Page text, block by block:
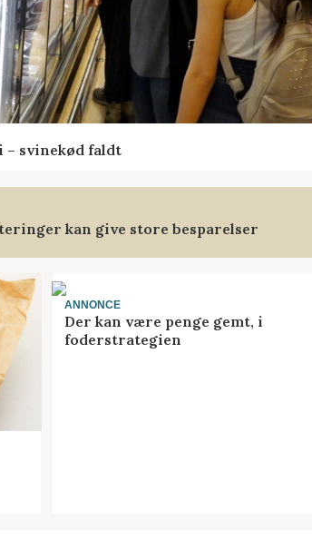
– svinekød faldt
kan give store besparelser
ANNONCE
Der kan være penge gemt, i
foderstrategien